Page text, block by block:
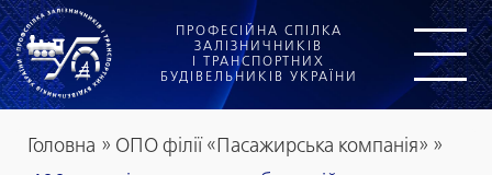
ПРОФЕСІЙНА СПІЛКА
ЗАЛІЗНИЧНИКІВ
І ТРАНСПОРТНИХ
БУДІВЕЛЬНИКІВ УКРАЇНИ
Головна » ОПО філії «Пасажирська компанія» »